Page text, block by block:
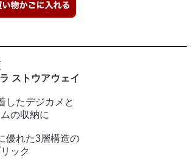
ストウアウェイ
したデジカメと
の収納に
優れた3層構造の
ック